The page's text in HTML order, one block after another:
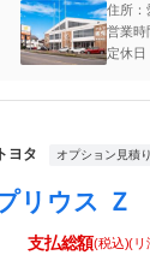
住所：
営業時
定休
トヨタ オプション見積り
支払総額(税込)(リ